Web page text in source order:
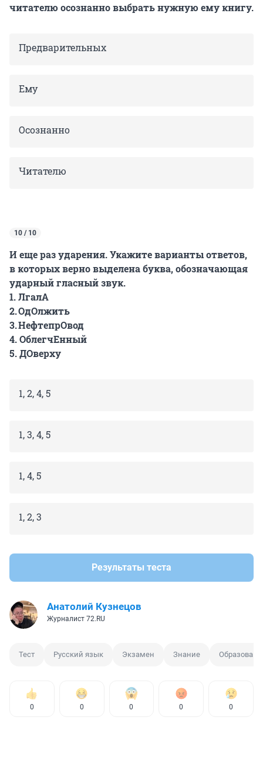
читателю осознанно выбрать нужную ему книгу.
Предварительных
Ему
Осознанно
Читателю
10 / 10
И еще раз ударения. Укажите варианты ответов,
в которыхверновыделена буква, обозначающая
ударный гласный звук.
1. ЛгалА
2. ОдОлжить
3. НефтепрОвод
4. ОблегчЕнный
5. ДОверху
1, 2, 4, 5
1, 3, 4, 5
1, 4, 5
1, 2, 3
Результаты теста
Анатолий Кузнецов
Журналист 72.RU
Тест Русский язык Экзамен Знание
0 0 0 0 0